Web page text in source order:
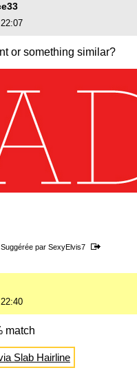
or something similar?
Suggérée par SexyElvis7
match
Slab Hairline